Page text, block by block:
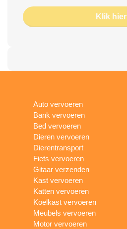
Klik hier
Auto vervoeren
Bank vervoeren
Bed vervoeren
Dieren vervoeren
Dierentransport
Fiets vervoeren
Gitaar verzenden
Kast vervoeren
Katten vervoeren
Koelkast vervoeren
Meubels vervoeren
Motor vervoeren